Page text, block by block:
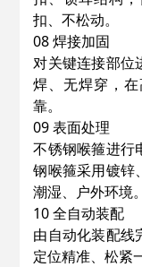
扣、不松动。
08 焊接加固
对关键连接部位
焊、无焊穿，
靠。
09 表面处理
不锈钢喉箍进行
钢喉箍采用镀锌
潮湿、户外环境。
10 全自动装配
由自动化装配线
定位精准、松紧